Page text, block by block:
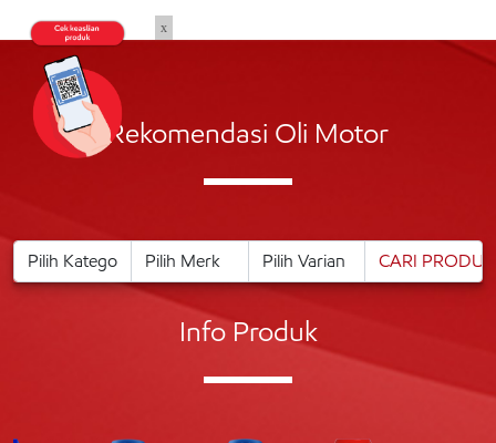
Rekomendasi Oli Motor
Info Produk
x